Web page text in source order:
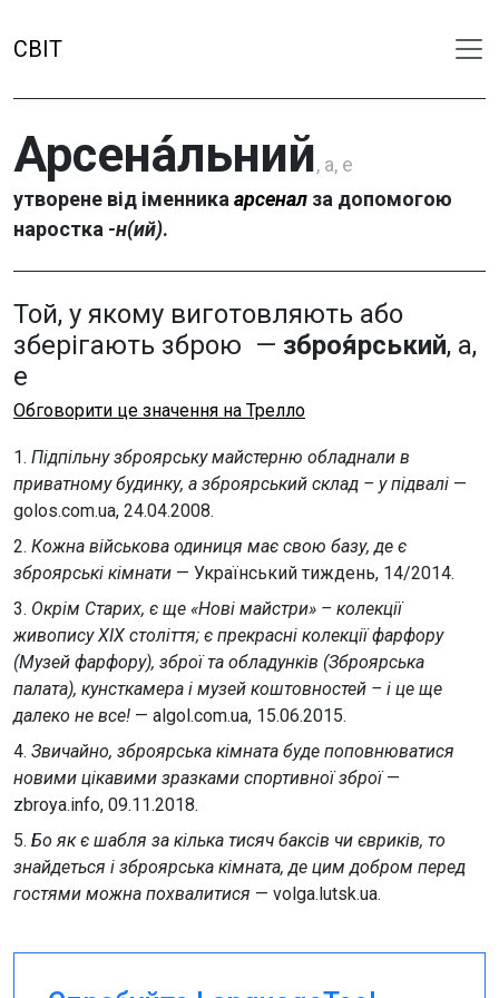
СВІТ
Арсена́льний, а, е
утворене від іменника арсенал за допомогою
наростка -н(ий).
Той, у якому виготовляють або
зберігають зброю — зброя́рський, а,
е
Обговорити це значення на Трелло
1. Підпільну зброярську майстерню обладнали в
приватному будинку, а зброярський склад – у підвалі —
golos.com.ua, 24.04.2008.
2. Кожна військова одиниця має свою базу, де є
зброярські кімнати — Український тиждень, 14/2014.
3. Окрім Старих, є ще «Нові майстри» – колекції
живопису XIX століття; є прекрасні колекції фарфору
(Музей фарфору), зброї та обладунків (Зброярська
палата), кунсткамера і музей коштовностей – і це ще
далеко не все! — algol.com.ua, 15.06.2015.
4. Звичайно, зброярська кімната буде поповнюватися
новими цікавими зразками спортивної зброї—
zbroya.info, 09.11.2018.
5. Бо як є шабля за кілька тисяч баксів чи євриків, то
знайдеться і зброярська кімната, де цим добром перед
гостями можна похвалитися — volga.lutsk.ua.